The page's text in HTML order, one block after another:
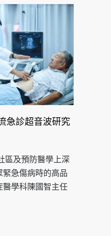
急診超音波研究
區及預防醫學上深
急傷病時的高品
醫學科陳國智主任